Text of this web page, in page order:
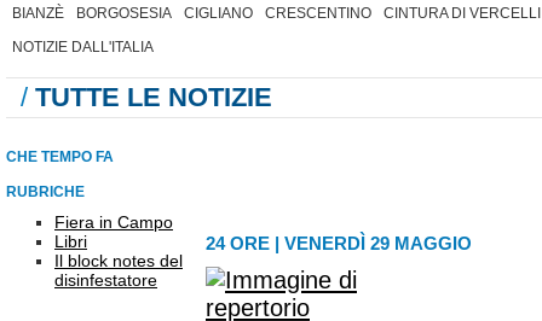
BIANZÈ BORGOSESIA CIGLIANO CRESCENTINO
CINTURA DI VERCELLI
NOTIZIE DALL'ITALIA
/ TUTTE LE NOTIZIE
CHE TEMPO FA
RUBRICHE
Fiera in Campo
Libri
Il block notes del
disinfestatore
24 ORE | VENERDÌ 29 MAGGIO